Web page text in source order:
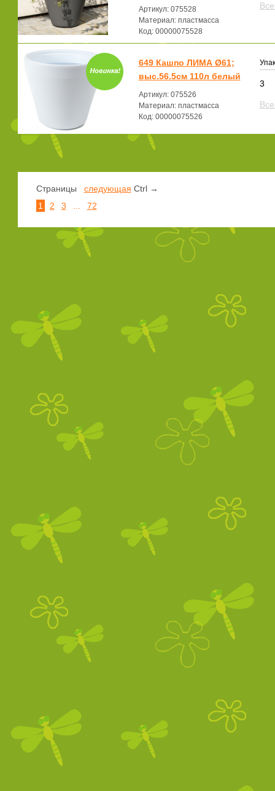
Артикул: 075528
Материал: пластмасса
Код: 00000075528
649 Кашпо ЛИМА Ø61;
выс.56.5см 110л белый
Артикул: 075526
Материал: пластмасса
Код: 00000075526
3
Страницы следующая Ctrl →
1
2 3 72